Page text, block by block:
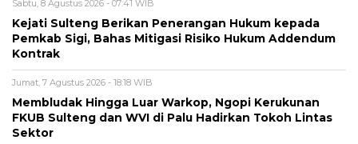
Sabtu, 8 Agustus 2026 - 07:41 WIB
Kejati Sulteng Berikan Penerangan Hukum kepada
Pemkab Sigi, Bahas Mitigasi Risiko Hukum Addendum
Kontrak
Jumat, 7 Agustus 2026 - 18:18 WIB
Membludak Hingga Luar Warkop, Ngopi Kerukunan
FKUB Sulteng dan WVI di Palu Hadirkan Tokoh Lintas
Sektor